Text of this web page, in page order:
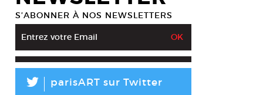
S’ABONNER À NOS NEWSLETTERS
L parisART sur Twitter